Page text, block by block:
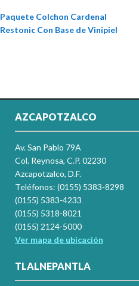
Paquete Colchon Cardenal
Restonic Con Base de Vinipiel
AZCAPOTZALCO
Av. San Pablo 79A
Col. Reynosa, C.P. 02230
Azcapotzalco, D.F.
Teléfonos: (0155) 5383-8298
(0155) 5383-4233
(0155) 5318-8021
(0155) 2124-5000
Ver mapa de ubicación
TLALNEPANTLA